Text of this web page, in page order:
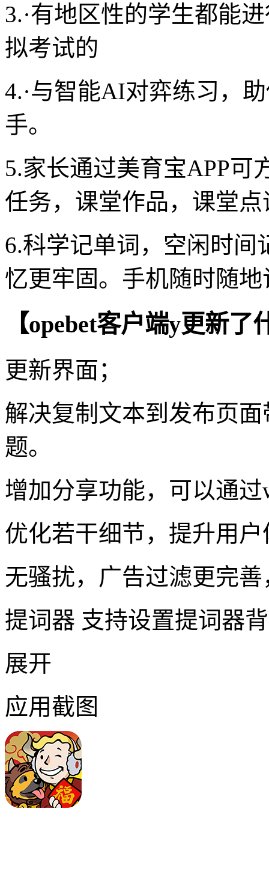
3.·有地区性的学生都能
拟考试的
4.·与智能AI对弈练习，
手。
5.家长通过美育宝APP可
任务，课堂作品，课堂
6.科学记单词，空闲时
忆更牢固。手机随时随
【opebet客户端y更新了
更新界面；
解决复制文本到发布页
题。
增加分享功能，可以通
优化若干细节，提升用户
无骚扰，广告过滤更完
提词器 支持设置提词器
展开
应用截图